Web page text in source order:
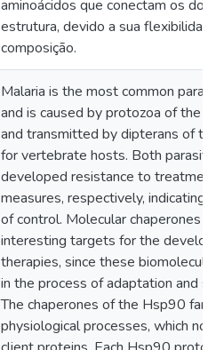
aminoácidos que conectam os
estrutura, devido a sua
composição.
Malaria is the most common
and is caused by protozoa of the
and transmitted by dipterans of
for vertebrate hosts. Both
developed resistance to
measures, respectively, indicating
of control. Molecular chaperones
interesting targets for the
therapies, since these
in the process of adaptation and
The chaperones of the Hsp90
physiological processes, which